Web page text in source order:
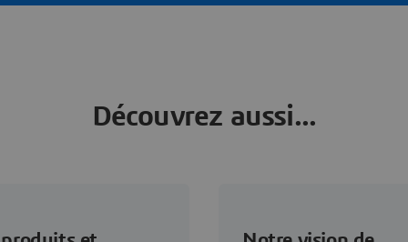
Découvrez aussi...